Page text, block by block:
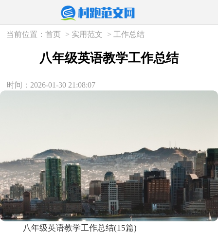
当前位置：首页 > 实用范文 > 工作总结
八年级英语教学工作总结
时间：2026-01-30 21:08:07
八年级英语教学工作总结(15篇)